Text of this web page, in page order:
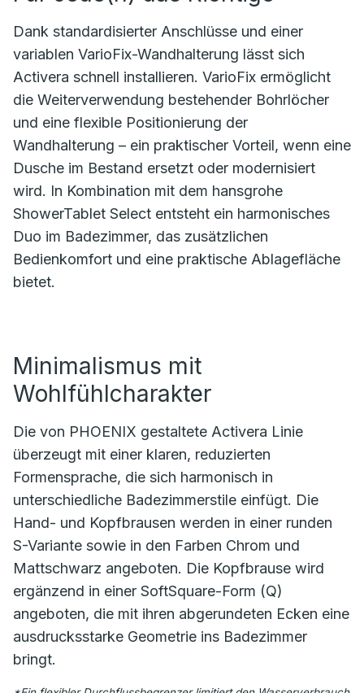
Dank standardisierter Anschlüsse und einer
variablen VarioFix-Wandhalterung lässt sich
Activera schnell installieren. VarioFix ermöglicht
die Weiterverwendung bestehender Bohrlöcher
und eine flexible Positionierung der
Wandhalterung – ein praktischer Vorteil, wenn eine
Dusche im Bestand ersetzt oder modernisiert
wird. In Kombination mit dem hansgrohe
ShowerTablet Select entsteht ein harmonisches
Duo im Badezimmer, das zusätzlichen
Bedienkomfort und eine praktische Ablagefläche
bietet.
Minimalismus mit
Wohlfühlcharakter
Die von PHOENIX gestaltete Activera Linie
überzeugt mit einer klaren, reduzierten
Formensprache, die sich harmonisch in
unterschiedliche Badezimmerstile einfügt. Die
Hand- und Kopfbrausen werden in einer runden
S-Variante sowie in den Farben Chrom und
Mattschwarz angeboten. Die Kopfbrause wird
ergänzend in einer SoftSquare-Form (Q)
angeboten, die mit ihren abgerundeten Ecken eine
ausdrucksstarke Geometrie ins Badezimmer
bringt.